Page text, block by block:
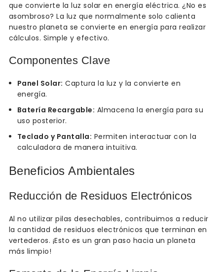
que convierte la luz solar en energía eléctrica. ¿No es
asombroso? La luz que normalmente solo calienta
nuestro planeta se convierte en energía para realizar
cálculos. Simple y efectivo.
Componentes Clave
Panel Solar: Captura la luz y la convierte en
energía.
Batería Recargable: Almacena la energía para su
uso posterior.
Teclado y Pantalla: Permiten interactuar con la
calculadora de manera intuitiva.
Beneficios Ambientales
Reducción de Residuos Electrónicos
Al no utilizar pilas desechables, contribuimos a reducir
la cantidad de residuos electrónicos que terminan en
vertederos. ¡Esto es un gran paso hacia un planeta
más limpio!